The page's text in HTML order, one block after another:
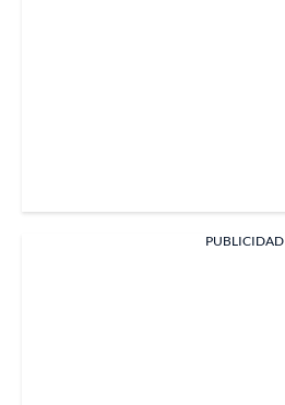
PUBLICIDAD